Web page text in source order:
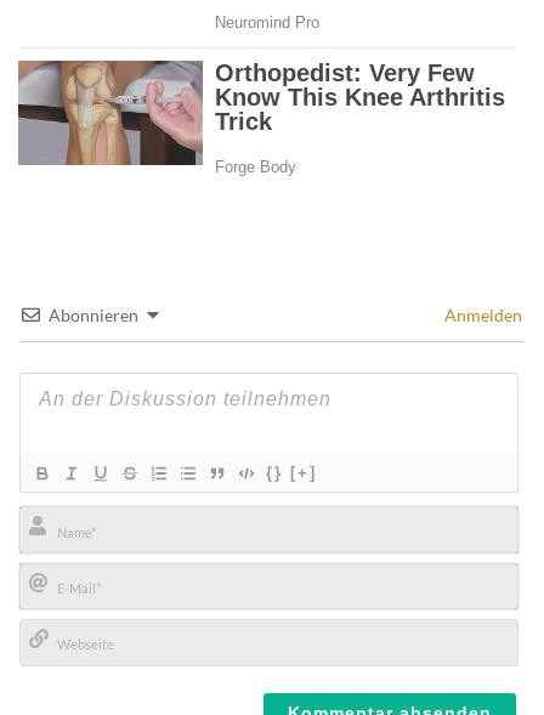
Abonnieren Anmelden
{} [+]
Name*
E-
Mail*